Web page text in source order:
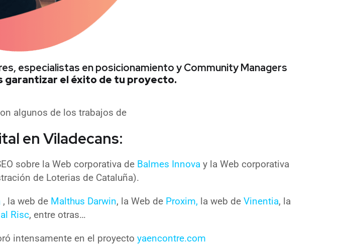
especialistas en posicionamiento y Community Managers
garantizar el éxito de tu proyecto.
algunos de los trabajos de
en Viladecans:
sobre la Web corporativa de Balmes Innova y la Web corporativa
de Loterias de Cataluña).
, la web de Malthus Darwin, la Web de Proxim, la web de Vinentia, la
Risc, entre otras…
intensamente en el proyecto yaencontre.com